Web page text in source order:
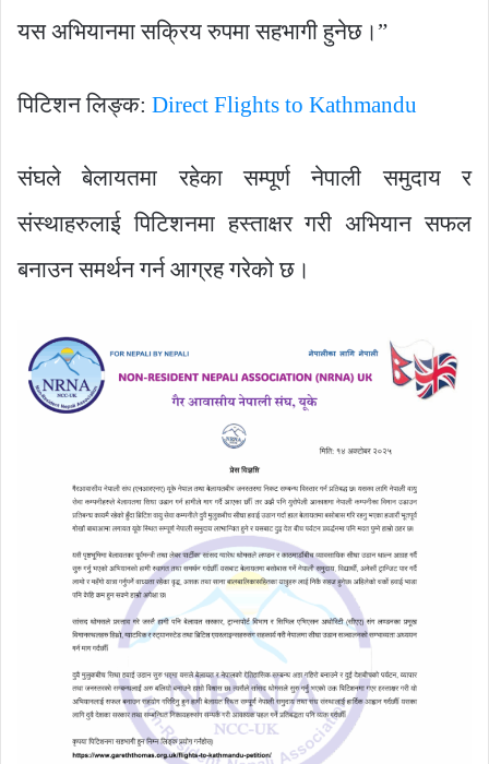
यस अभियानमा सक्रिय रुपमा सहभागी हुनेछ।”
पिटिशन लिङ्क: Direct Flights to Kathmandu
संघले बेलायतमा रहेका सम्पूर्ण नेपाली समुदाय र
संस्थाहरुलाई पिटिशनमा हस्ताक्षर गरी अभियान सफल
बनाउन समर्थन गर्न आग्रह गरेको छ।